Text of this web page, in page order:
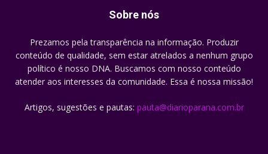
Sobre nós
Prezamos pela transparência na informação. Produzir
conteúdo de qualidade, sem estar atrelados a nenhum grupo
político é nosso DNA. Buscamos com nosso conteúdo
atender aos interesses da comunidade. Essa é nossa missão!
Artigos, sugestões e pautas: pauta@diarioparana.com.br